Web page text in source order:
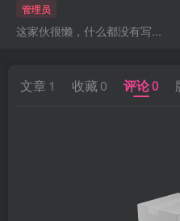
管理员
这家伙很懒，什么都没有写...
文章 1 收藏 0 评论0